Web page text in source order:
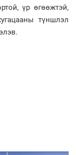
үр өгөөжтэй,
түншлэл